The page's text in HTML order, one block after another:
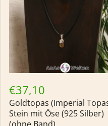
(Imperial
Topas)
Stein
mit
Öse
€37,10
Goldtopas (Imperial
Stein mit Öse (925 Silber)